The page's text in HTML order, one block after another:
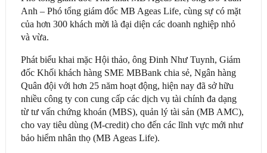
Anh – Phó tổng giám đốc MB Ageas Life, cùng sự có mặt
của hơn 300 khách mời là đại diện các doanh nghiệp nhỏ
và vừa.
Phát biểu khai mặc Hội thảo, ông Đinh Như Tuynh, Giám
đốc Khối khách hàng SME MBBank chia sẻ, Ngân hàng
Quân đội với hơn 25 năm hoạt động, hiện nay đã sở hữu
nhiều công ty con cung cấp các dịch vụ tài chính đa dạng
từ tư vấn chứng khoán (MBS), quản lý tài sản (MB AMC),
cho vay tiêu dùng (M-credit) cho đến các lĩnh vực mới như
bảo hiểm nhân thọ (MB Ageas Life).